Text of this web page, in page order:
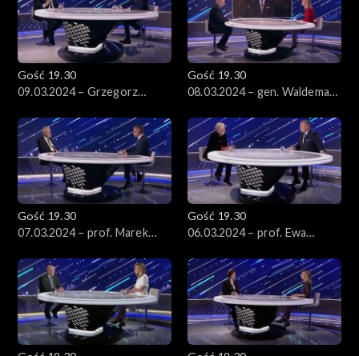
Gość 19.30
09.03.2024 – Grzegorz
Gość 19.30
08.03.2024 – gen. Waldemar
Bieniek
Gość 19.30
07.03.2024 – prof. Marek
Gość 19.30
06.03.2024 – prof. Ewa